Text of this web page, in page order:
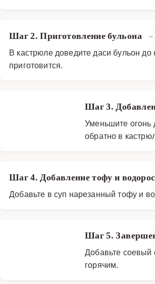
Шаг 2. Приготовление бульона ~
В кастрюле доведите даси бульон
приготовится.
Шаг 3.
Уменьшите огонь
обратно в
Шаг 4. Добавление тофу и
Добавьте в суп нарезанный тофу и
Шаг 5.
Добавьте соевый
горячим.